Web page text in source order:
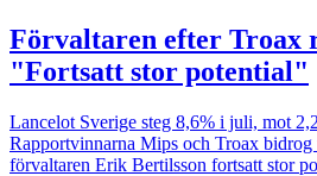
Förvaltaren efter Troax
"Fortsatt stor potential"
Lancelot Sverige steg 8,6% i juli, mot
Rapportvinnarna Mips och Troax
förvaltaren Erik Bertilsson fortsatt stor